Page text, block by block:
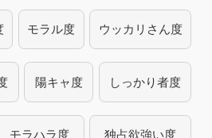
モラル度 ウッカリさん度
陽キャ度 しっかり者度
モラハラ度 独占欲強い度